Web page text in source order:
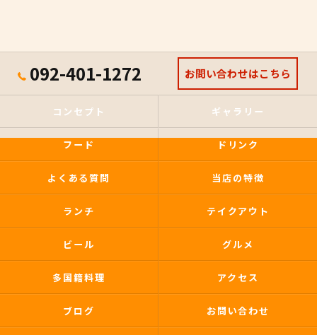
092-401-1272 お問い合わせはこちら
コンセプト ギャラリー
フード ドリンク
よくある質問 当店の特徴
ランチ テイクアウト
ビール グルメ
多国籍料理 アクセス
ブログ お問い合わせ